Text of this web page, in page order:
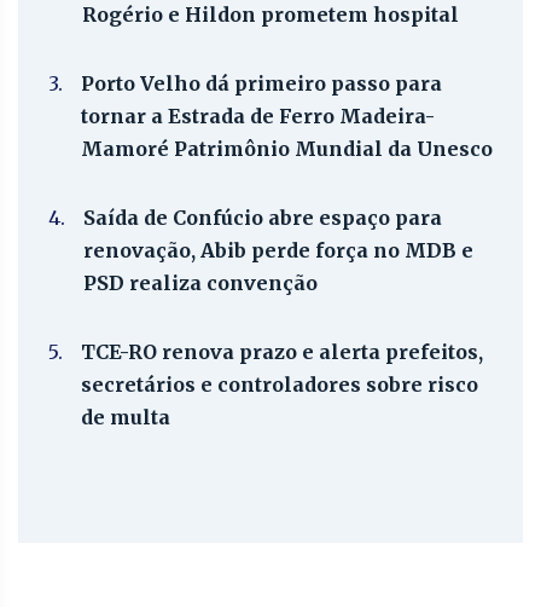
Rogério e Hildon prometem hospital
3.
Porto Velho dá primeiro passo para
tornar a Estrada de Ferro Madeira-
Mamoré Patrimônio Mundial da Unesco
4.
Saída de Confúcio abre espaço para
renovação, Abib perde força no MDB e
PSD realiza convenção
5.
TCE-RO renova prazo e alerta prefeitos,
secretários e controladores sobre risco
de multa